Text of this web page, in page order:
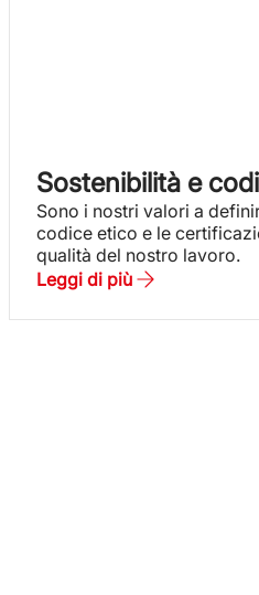
Sostenibilità e
Sono i nostri valori a
codice etico e le
qualità del nostro lavoro.
Leggi di più